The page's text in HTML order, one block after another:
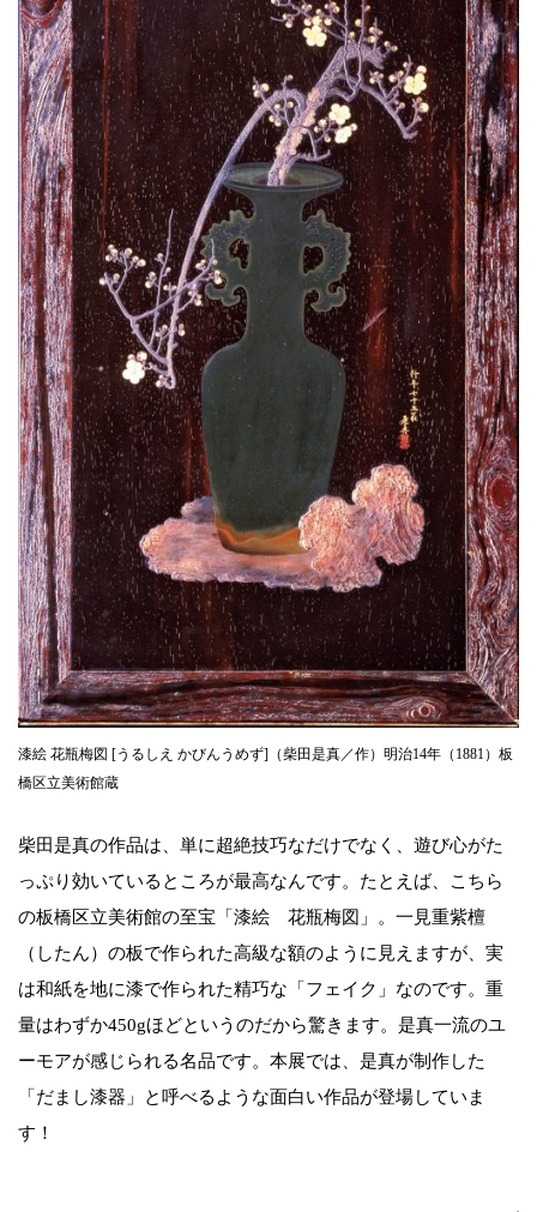
漆絵 花瓶梅図 [うるしえ かびんうめず]（柴田是真／作）明治14年（1881）板
橋区立美術館蔵
柴田是真の作品は、単に超絶技巧なだけでなく、遊び心がた
っぷり効いているところが最高なんです。たとえば、こちら
の板橋区立美術館の至宝「漆絵 花瓶梅図」。一見重紫檀
（したん）の板で作られた高級な額のように見えますが、実
は和紙を地に漆で作られた精巧な「フェイク」なのです。重
量はわずか450gほどというのだから驚きます。是真一流のユ
ーモアが感じられる名品です。本展では、是真が制作した
「だまし漆器」と呼べるような面白い作品が登場していま
す！